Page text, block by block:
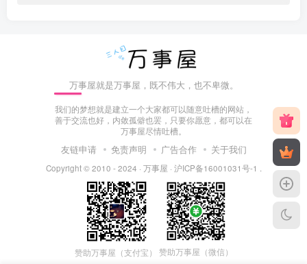
万事屋就是万事屋，既不伟大，也不卑微。
我们的梦想就是建立一个大家都可以随意吐槽的网站，
善于交流也好，内敛孤僻也罢，只要你愿意，都可以在
万事屋尽情吐槽。
友链申请 免责声明 广告合作 关于我们
Copyright © 2010 - 2024 · 万事屋 · 沪ICP备16001031号-1
赞助万事屋（支付宝） 赞助万事屋（微信）